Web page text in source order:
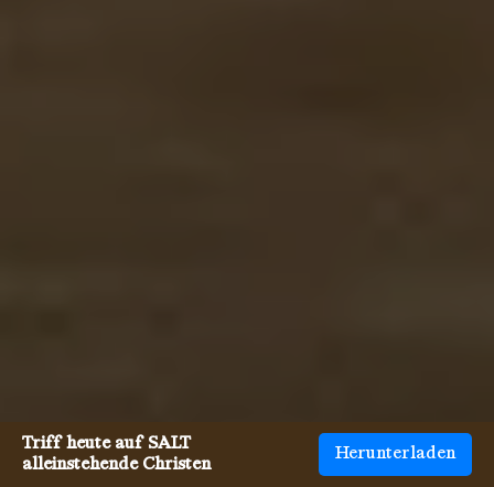
Triff heute auf SALT
alleinstehende Christen
Herunterladen